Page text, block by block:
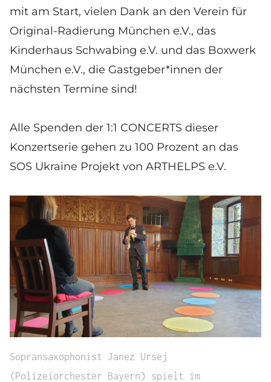
mit am Start, vielen Dank an den Verein für
Original-Radierung München e.V., das
Kinderhaus Schwabing e.V. und das Boxwerk
München e.V., die Gastgeber*innen der
nächsten Termine sind!
Alle Spenden der 1:1 CONCERTS dieser
Konzertserie gehen zu 100 Prozent an das
SOS Ukraine Projekt von ARTHELPS e.V.
Sopransaxophonist Janez Ursej
(Polizeiorchester Bayern) spielt im